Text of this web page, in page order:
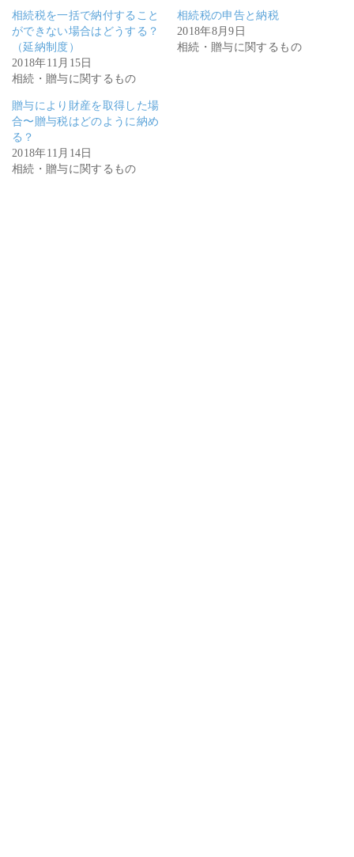
相続税を一括で納付すること
ができない場合はどうする？
（延納制度）
2018年11月15日
相続・贈与に関するもの
相続税の申告と納税
2018年8月9日
相続・贈与に関するもの
贈与により財産を取得した場
合〜贈与税はどのように納め
る？
2018年11月14日
相続・贈与に関するもの